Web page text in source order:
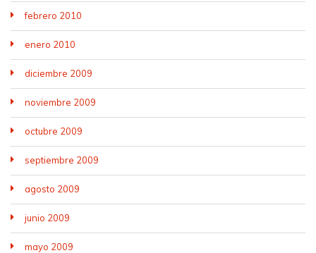
febrero 2010
enero 2010
diciembre 2009
noviembre 2009
octubre 2009
septiembre 2009
agosto 2009
junio 2009
mayo 2009